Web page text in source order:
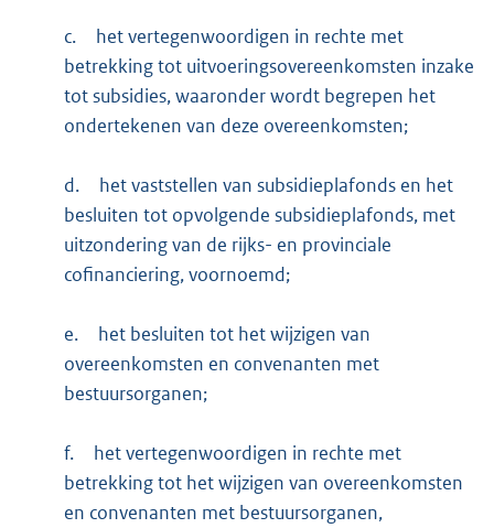
c.
het vertegenwoordigen in rechte met
betrekking tot uitvoeringsovereenkomsten inzake
tot subsidies, waaronder wordt begrepen het
ondertekenen van deze overeenkomsten;
d.
het vaststellen van subsidieplafonds en het
besluiten tot opvolgende subsidieplafonds, met
uitzondering van de rijks- en provinciale
cofinanciering, voornoemd;
e.
het besluiten tot het wijzigen van
overeenkomsten en convenanten met
bestuursorganen;
f.
het vertegenwoordigen in rechte met
betrekking tot het wijzigen van overeenkomsten
en convenanten met bestuursorganen,